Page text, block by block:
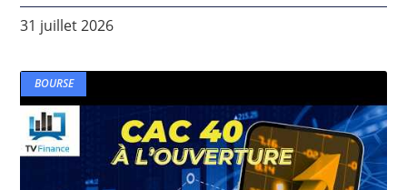
31 juillet 2026
BOURSE